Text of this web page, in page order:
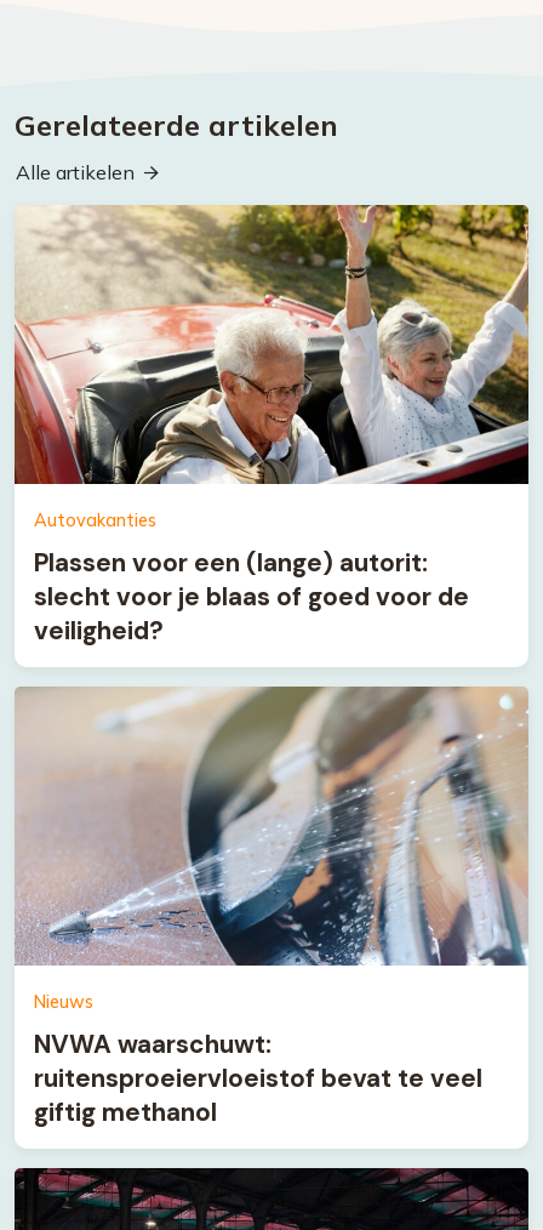
Gerelateerde artikelen
Alle artikelen
Autovakanties
Plassen voor een (lange) autorit:
slecht voor je blaas of goed voor de
veiligheid?
Nieuws
NVWA waarschuwt:
ruitensproeiervloeistof bevat te veel
giftig methanol